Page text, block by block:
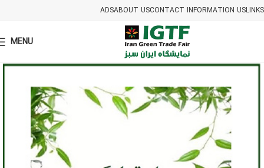
ADSABOUT USCONTACT INFORMATION USLINKS
MENU